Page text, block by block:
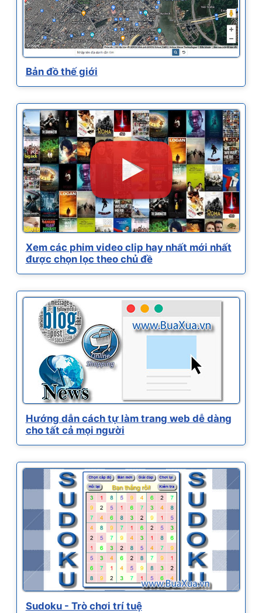
Bản đồ thế giới
Xem các phim video clip hay nhất mới nhất
được chọn lọc theo chủ đề
Hướng dẫn cách tự làm trang web dễ dàng
cho tất cả mọi người
Sudoku - Trò chơi trí tuệ